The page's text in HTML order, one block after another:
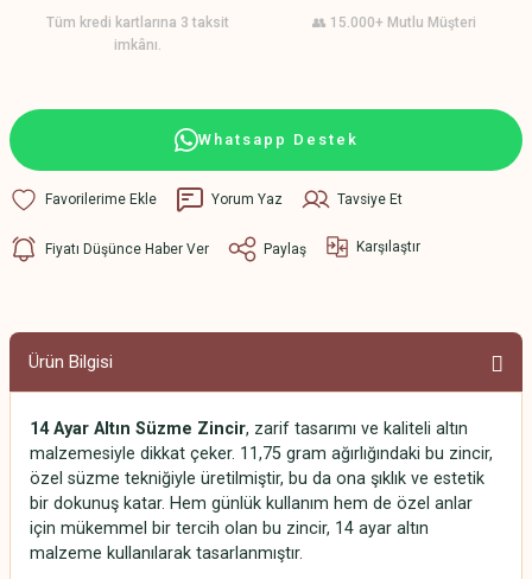
Tüm kredi kartlarına 3 taksit
imkânı.
👥 15.000+ Mutlu Müşteri
Whatsapp Destek
Yorum Yaz Tavsiye Et
Fiyatı Düşünce Haber Ver Paylaş Karşılaştır
Ürün Bilgisi
14 Ayar Altın Süzme Zincir, zarif tasarımı ve kaliteli altın
malzemesiyle dikkat çeker. 11,75 gram ağırlığındaki bu zincir,
özel süzme tekniğiyle üretilmiştir, bu da ona şıklık ve estetik
bir dokunuş katar. Hem günlük kullanım hem de özel anlar
için mükemmel bir tercih olan bu zincir, 14 ayar altın
malzeme kullanılarak tasarlanmıştır.